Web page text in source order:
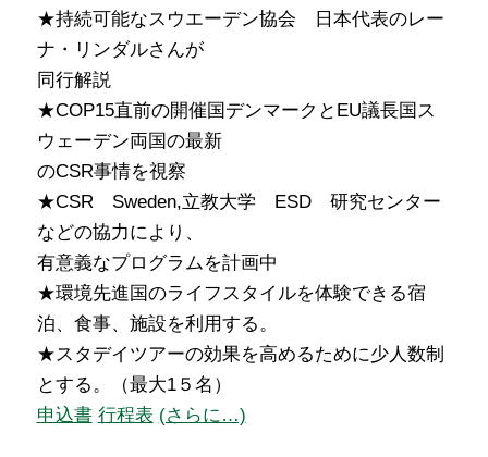
★持続可能なスウエーデン協会 日本代表のレー
ナ・リンダルさんが
同行解説
★COP15直前の開催国デンマークとEU議長国ス
ウェーデン両国の最新
のCSR事情を視察
★CSR Sweden,立教大学 ESD 研究センター
などの協力により、
有意義なプログラムを計画中
★環境先進国のライフスタイルを体験できる宿
泊、食事、施設を利用する。
★スタデイツアーの効果を高めるために少人数制
とする。（最大1５名）
申込書 行程表 (さらに…)